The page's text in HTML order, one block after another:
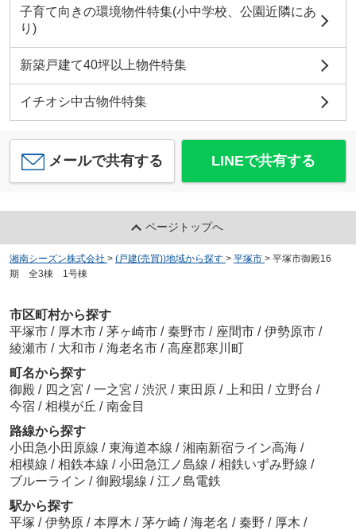
子育て向きの環境物件特集(小中学校、公園近隣にあ
り)
新築戸建て40坪以上物件特集
イチオシ中古物件特集
メールで共有する LINEで共有する
ページトップへ
湘南シーズン株式会社 > (戸建(売買))地域から探す > 平塚市 > 平塚市御殿16
期 全3棟 1号棟
市区町村から探す
平塚市 / 厚木市 / 茅ヶ崎市 / 秦野市 / 座間市 / 伊勢原市 /
綾瀬市 / 大和市 / 海老名市 / 高座郡寒川町
町名から探す
御殿 / 四之宮 / 一之宮 / 渋沢 / 東田原 / 上和田 / 立野台 /
今宿 / 相模が丘 / 南金目
路線から探す
小田急小田原線 / 東海道本線 / 湘南新宿ライン高海 /
相模線 / 相鉄本線 / 小田急江ノ島線 / 相鉄いずみ野線 /
ブルーライン / 御殿場線 / 江ノ島電鉄
駅から探す
平塚 / 伊勢原 / 本厚木 / 茅ケ崎 / 海老名 / 秦野 / 厚木 /